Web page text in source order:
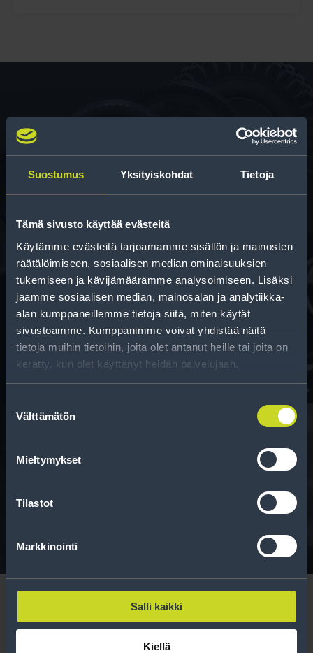
Suostumus Yksityiskohdat Tietoja
Tämä sivusto käyttää evästeitä
Käytämme evästeitä tarjoamamme sisällön ja mainosten
räätälöimiseen, sosiaalisen median ominaisuuksien
tukemiseen ja kävijämäärämme analysoimiseen. Lisäksi
jaamme sosiaalisen median, mainosalan ja analytiikka-
alan kumppaneillemme tietoja siitä, miten käytät
sivustoamme. Kumppanimme voivat yhdistää näitä
tietoja muihin tietoihin, joita olet antanut heille tai joita on
kerätty, kun olet käyttänyt heidän palvelujaan.
valinta
Välttämätön
Mieltymykset
Tilastot
Markkinointi
Salli kaikki
Kiellä
kun vaihdat rengaskokoa.
Rahoitus
Tee ostoksesi RengasCenter-tilillä. Saat
maksuaikaa renkaillesi.
Tavallisen ihmisen tietoa merkinnöistä, renkaista ja